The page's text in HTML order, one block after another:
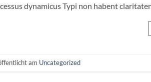
dynamicus Typi non habent
am Uncategorized